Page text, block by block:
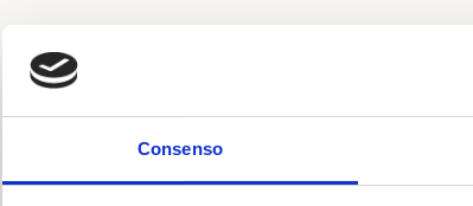
Consenso